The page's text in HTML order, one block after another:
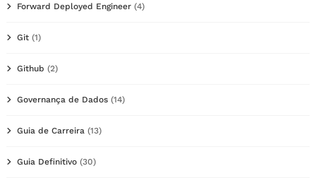
Forward Deployed Engineer (4)
Git (1)
Github (2)
Governança de Dados (14)
Guia de Carreira (13)
Guia Definitivo (30)